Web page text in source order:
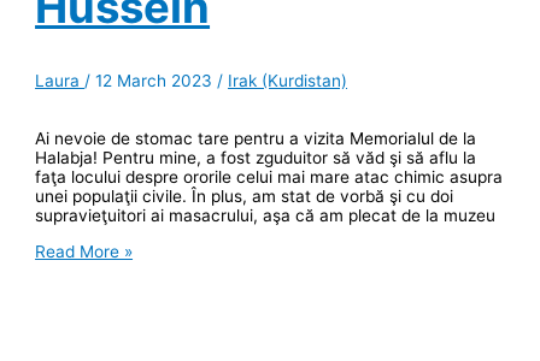
Laura/12 March 2023/ Irak (Kurdistan)
Ai nevoie de stomac tare pentru a vizita Memorialul de la
Halabja! Pentru mine, a fost zguduitor să văd şi să aflu la
faţa locului despre ororile celui mai mare atac chimic asupra
unei populaţii civile. În plus, am stat de vorbă şi cu doi
supravieţuitori ai masacrului, aşa că am plecat de la muzeu
Halabja
Read More »